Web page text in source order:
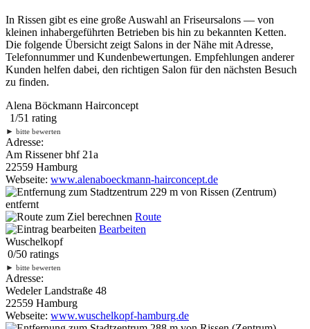
In Rissen gibt es eine große Auswahl an Friseursalons — von
kleinen inhabergeführten Betrieben bis hin zu bekannten Ketten.
Die folgende Übersicht zeigt Salons in der Nähe mit Adresse,
Telefonnummer und Kundenbewertungen. Empfehlungen anderer
Kunden helfen dabei, den richtigen Salon für den nächsten Besuch
zu finden.
Alena Böckmann Hairconcept
1/51 rating
► bitte bewerten
Adresse:
Am Rissener bhf 21a
22559 Hamburg
Webseite: www.alenaboeckmann-hairconcept.de
229 m von Rissen (Zentrum)
entfernt
Route
Bearbeiten
Wuschelkopf
0/50 ratings
► bitte bewerten
Adresse:
Wedeler Landstraße 48
22559 Hamburg
Webseite: www.wuschelkopf-hamburg.de